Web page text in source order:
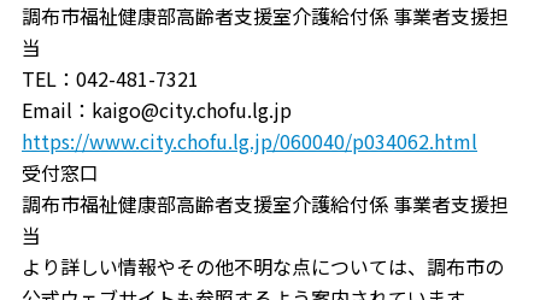
調布市福祉健康部高齢者支援室介護給付係 事業者支援担
当
TEL：042-481-7321
Email：kaigo@city.chofu.lg.jp
https://www.city.chofu.lg.jp/060040/p034062.html
受付窓口
調布市福祉健康部高齢者支援室介護給付係 事業者支援担
当
より詳しい情報やその他不明な点については、調布市の